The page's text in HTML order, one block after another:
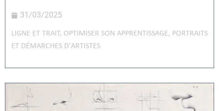
31/03/2025
LIGNE ET TRAIT, OPTIMISER SON APPRENTISSAGE, PORTRAITS
ET DÉMARCHES D'ARTISTES